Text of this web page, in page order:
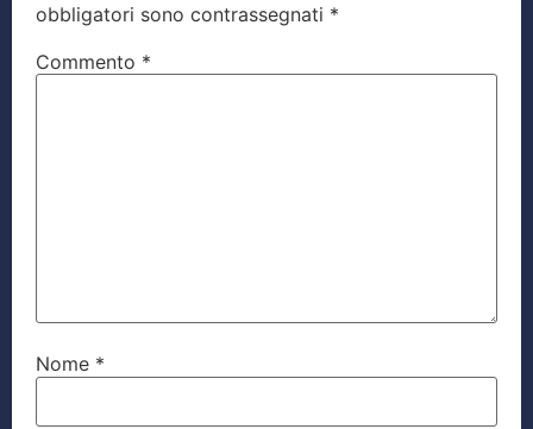
obbligatori sono contrassegnati *
Commento *
Nome *